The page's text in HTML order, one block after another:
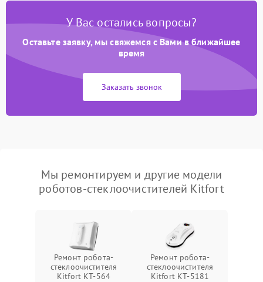
У Вас остались вопросы?
Оставьте заявку, мы свяжемся с Вами в ближайшее
время
Заказать звонок
Мы ремонтируем и другие модели
роботов-стеклоочистителей Kitfort
Ремонт робота-
стеклоочистителя
Kitfort КТ-564
Ремонт робота-
стеклоочистителя
Kitfort КТ-5181